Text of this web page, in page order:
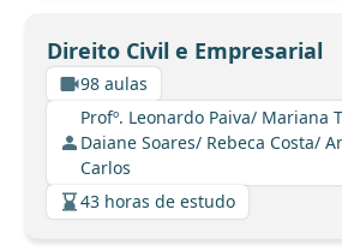
Direito Civil e Empresarial
98 aulas
Profº. Leonardo Paiva/ Mariana
Daiane Soares/ Rebeca Costa/
Carlos
43 horas de estudo